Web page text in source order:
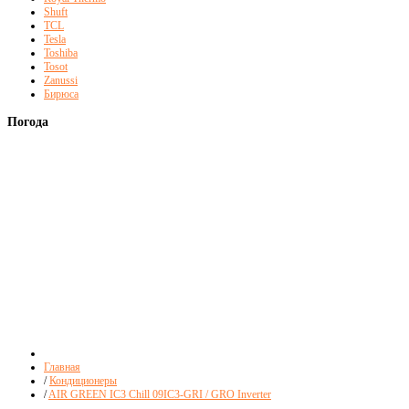
Shuft
TCL
Tesla
Toshiba
Tosot
Zanussi
Бирюса
Погода
Главная
/ Кондиционеры
/AIR GREEN IC3 Chill 09IC3-GRI / GRO Inverter